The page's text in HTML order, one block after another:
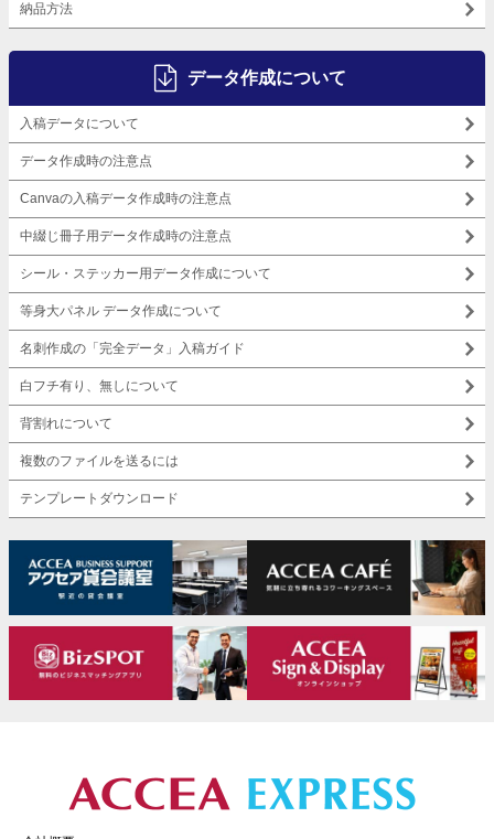
納品方法
データ作成について
入稿データについて
データ作成時の注意点
Canvaの入稿データ作成時の注意点
中綴じ冊子用データ作成時の注意点
シール・ステッカー用データ作成について
等身大パネル データ作成について
名刺作成の「完全データ」入稿ガイド
白フチ有り、無しについて
背割れについて
複数のファイルを送るには
テンプレートダウンロード